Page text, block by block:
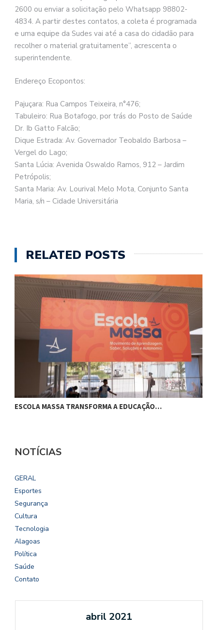
2600 ou enviar a solicitação pelo Whatsapp 98802-
4834. A partir destes contatos, a coleta é programada
e uma equipe da Sudes vai até a casa do cidadão para
recolher o material gratuitamente”, acrescenta o
superintendente.
Endereço Ecopontos:
Pajuçara: Rua Campos Teixeira, n°476;
Tabuleiro: Rua Botafogo, por trás do Posto de Saúde
Dr. Ib Gatto Falcão;
Dique Estrada: Av. Governador Teobaldo Barbosa –
Vergel do Lago;
Santa Lúcia: Avenida Oswaldo Ramos, 912 – Jardim
Petrópolis;
Santa Maria: Av. Lourival Melo Mota, Conjunto Santa
Maria, s/n – Cidade Universitária
RELATED POSTS
ESCOLA MASSA TRANSFORMA A EDUCAÇÃO…
NOTÍCIAS
GERAL
Esportes
Segurança
Cultura
Tecnologia
Alagoas
Política
Saúde
Contato
abril 2021